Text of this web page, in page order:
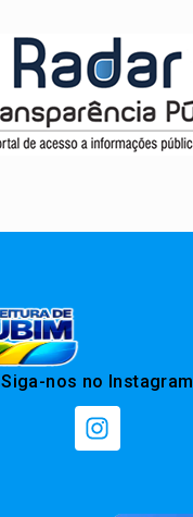
Siga-nos no Instagram